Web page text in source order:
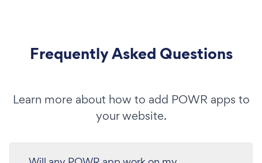
Frequently Asked Questions
Learn more about how to add POWR apps to
your website.